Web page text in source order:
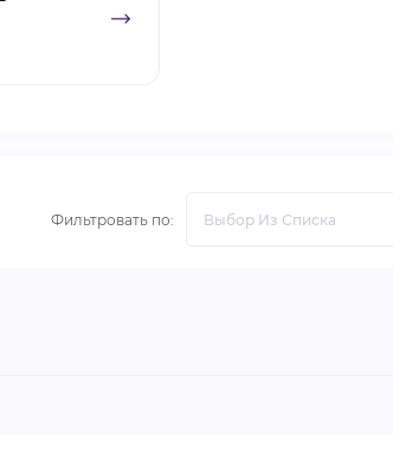
Фильтровать по: